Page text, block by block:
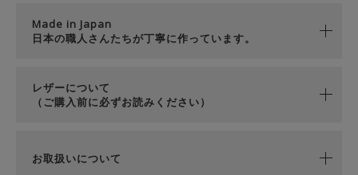
Made in Japan
日本の職人さんたちが丁寧に作っています。
レザーについて
（ご購入前に必ずお読みください）
お取扱いについて